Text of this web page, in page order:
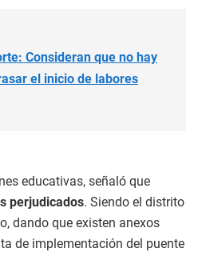
Consideran que no hay
el inicio de labores
educativas, señaló que
perjudicados. Siendo el distrito
dando que existen anexos
de implementación del puente